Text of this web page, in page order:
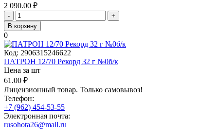
2 090.00 ₽
-
+
В корзину
0
Код: 2906315246622
ПАТРОН 12/70 Рекорд 32 г №0б/к
Цена за шт
61.00 ₽
Лицензионный товар. Только самовывоз!
Телефон:
+7 (962) 454-53-55
Электронная почта:
rusohota26@mail.ru